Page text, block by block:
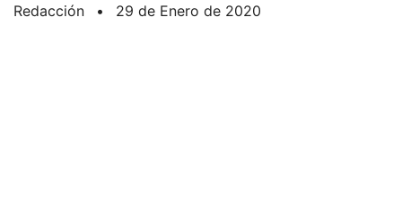
Redacción • 29 de Enero de 2020